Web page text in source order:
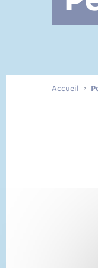
Accueil